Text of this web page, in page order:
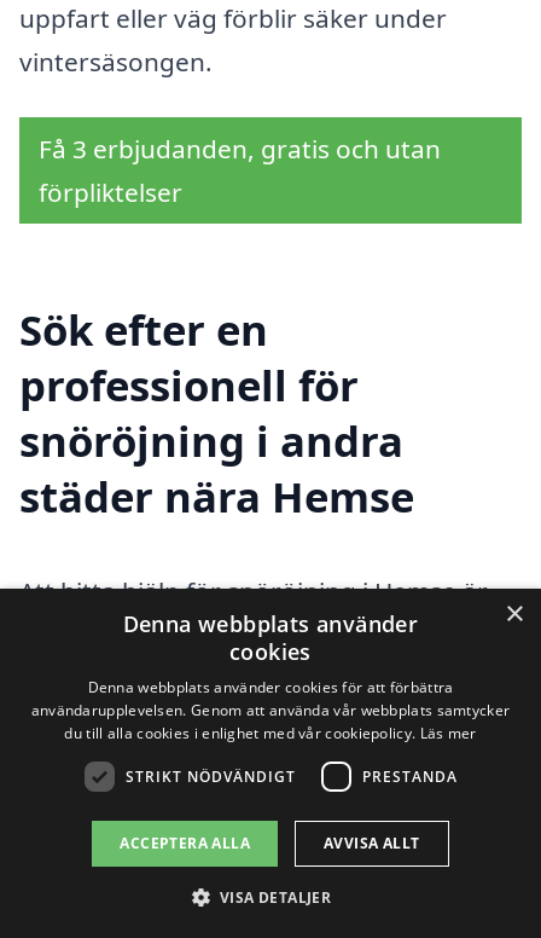
uppfart eller väg förblir säker under
vintersäsongen.
Få 3 erbjudanden, gratis och utan
förpliktelser
Sök efter en
professionell för
snöröjning i andra
städer nära Hemse
Att hitta hjälp för snöröjning i Hemse är
viktigt, särskilt under vintermånaderna
när snön kan skapa stora utmaningar för
både boende och företag. För att
säkerställa att din väg, uppfart eller även
idé att anlita professionella. Det finns
flera alternativ att överväga i närliggande
×
Denna webbplats använder
cookies
Denna webbplats använder cookies för att förbättra
användarupplevelsen. Genom att använda vår webbplats samtycker
du till alla cookies i enlighet med vår cookiepolicy. Läs mer
STRIKT NÖDVÄNDIGT PRESTANDA
ACCEPTERA ALLA AVVISA ALLT
VISA DETALJER